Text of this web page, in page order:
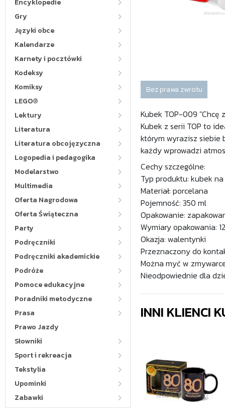
Encyklopedie
Gry
Języki obce
Kalendarze
Karnety i pocztówki
Kodeksy
Komiksy
LEGO®
Lektury
Literatura
Literatura obcojęzyczna
Logopedia i pedagogika
Modelarstwo
Multimedia
Oferta Nagrodowa
Oferta Świąteczna
Party
Podręczniki
Podręczniki akademickie
Podróże
Pomoce edukacyjne
Poradniki metodyczne
Prasa
Prawo Jazdy
Słowniki
Sport i rekreacja
Tekstylia
Upominki
Zabawki
Bez prawa zwrotu
Kubek TOP-009 "Chcę
Kubek z serii TOP to
którym wyrazisz siebie
każdy wprowadzi
Cechy szczególne:
Typ produktu: kubek
Materiał: porcelana
Pojemność: 350 ml
Opakowanie:
Wymiary opakowania:
Okazja: walentynki
Przeznaczony do
Można myć w
Nieodpowiednie dla
INNI KLIENCI